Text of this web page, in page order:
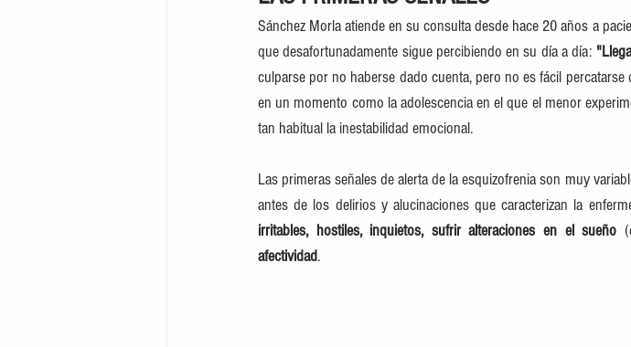
Sánchez Morla atiende en su consulta desde hace 20 años a
que desafortunadamente sigue percibiendo en su día a día:
culparse por no haberse dado cuenta, pero no es fácil
en un momento como la adolescencia en el que el menor
tan habitual la inestabilidad emocional.
Las primeras señales de alerta de la esquizofrenia son muy
antes de los delirios y alucinaciones que caracterizan la
irritables, hostiles, inquietos, sufrir alteraciones en el sueño
afectividad.